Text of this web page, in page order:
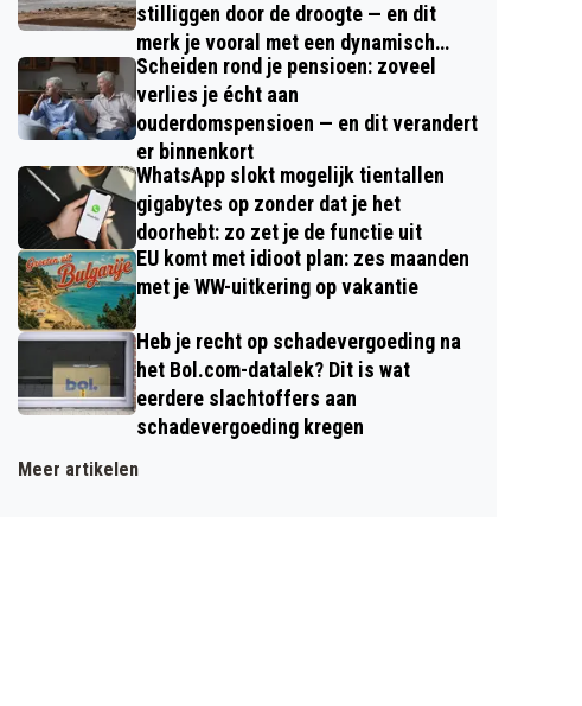
stilliggen door de droogte — en dit
merk je vooral met een dynamisch
contract
Scheiden rond je pensioen: zoveel
verlies je écht aan
ouderdomspensioen — en dit verandert
er binnenkort
WhatsApp slokt mogelijk tientallen
gigabytes op zonder dat je het
doorhebt: zo zet je de functie uit
EU komt met idioot plan: zes maanden
met je WW-uitkering op vakantie
Heb je recht op schadevergoeding na
het Bol.com-datalek? Dit is wat
eerdere slachtoffers aan
schadevergoeding kregen
Meer artikelen